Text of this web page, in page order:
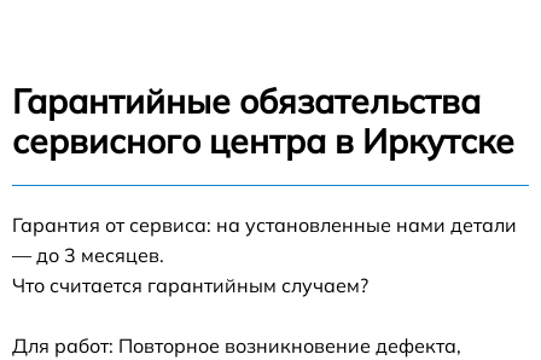
Гарантийные обязательства
сервисного центра в Иркутске
Гарантия от сервиса: на установленные нами детали
— до 3 месяцев.
Что считается гарантийным случаем?
Для работ: Повторное возникновение дефекта,